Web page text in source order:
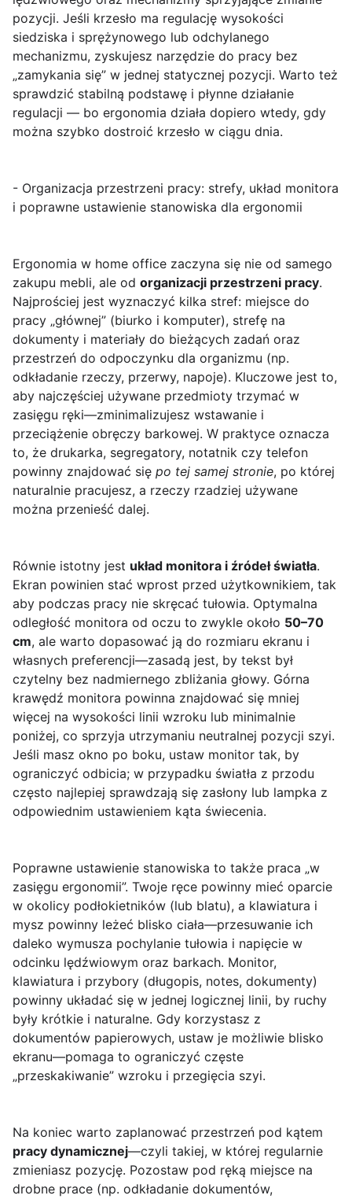
pozycji. Jeśli krzesło ma regulację wysokości
siedziska i sprężynowego lub odchylanego
mechanizmu, zyskujesz narzędzie do pracy bez
„zamykania się” w jednej statycznej pozycji. Warto też
sprawdzić stabilną podstawę i płynne działanie
regulacji — bo ergonomia działa dopiero wtedy, gdy
można szybko dostroić krzesło w ciągu dnia.
- Organizacja przestrzeni pracy: strefy, układ monitora
i poprawne ustawienie stanowiska dla ergonomii
Ergonomia w home office zaczyna się nie od samego
zakupu mebli, ale od organizacji przestrzeni pracy.
Najprościej jest wyznaczyć kilka stref: miejsce do
pracy „głównej” (biurko i komputer), strefę na
dokumenty i materiały do bieżących zadań oraz
przestrzeń do odpoczynku dla organizmu (np.
odkładanie rzeczy, przerwy, napoje). Kluczowe jest to,
aby najczęściej używane przedmioty trzymać w
zasięgu ręki—zminimalizujesz wstawanie i
przeciążenie obręczy barkowej. W praktyce oznacza
to, że drukarka, segregatory, notatnik czy telefon
powinny znajdować się po tej samej stronie, po której
naturalnie pracujesz, a rzeczy rzadziej używane
można przenieść dalej.
Równie istotny jest układ monitora i źródeł światła.
Ekran powinien stać wprost przed użytkownikiem, tak
aby podczas pracy nie skręcać tułowia. Optymalna
odległość monitora od oczu to zwykle około 50–70
cm, ale warto dopasować ją do rozmiaru ekranu i
własnych preferencji—zasadą jest, by tekst był
czytelny bez nadmiernego zbliżania głowy. Górna
krawędź monitora powinna znajdować się mniej
więcej na wysokości linii wzroku lub minimalnie
poniżej, co sprzyja utrzymaniu neutralnej pozycji szyi.
Jeśli masz okno po boku, ustaw monitor tak, by
ograniczyć odbicia; w przypadku światła z przodu
często najlepiej sprawdzają się zasłony lub lampka z
odpowiednim ustawieniem kąta świecenia.
Poprawne ustawienie stanowiska to także praca „w
zasięgu ergonomii”. Twoje ręce powinny mieć oparcie
w okolicy podłokietników (lub blatu), a klawiatura i
mysz powinny leżeć blisko ciała—przesuwanie ich
daleko wymusza pochylanie tułowia i napięcie w
odcinku lędźwiowym oraz barkach. Monitor,
klawiatura i przybory (długopis, notes, dokumenty)
powinny układać się w jednej logicznej linii, by ruchy
były krótkie i naturalne. Gdy korzystasz z
dokumentów papierowych, ustaw je możliwie blisko
ekranu—pomaga to ograniczyć częste
„przeskakiwanie” wzroku i przegięcia szyi.
Na koniec warto zaplanować przestrzeń pod kątem
pracy dynamicznej—czyli takiej, w której regularnie
zmieniasz pozycję. Pozostaw pod ręką miejsce na
drobne prace (np. odkładanie dokumentów,